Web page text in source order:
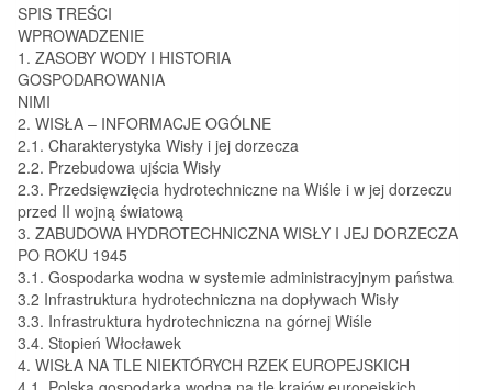
SPIS TREŚCI
WPROWADZENIE
1. ZASOBY WODY I HISTORIA
GOSPODAROWANIA
NIMI
2. WISŁA – INFORMACJE OGÓLNE
2.1. Charakterystyka Wisły i jej dorzecza
2.2. Przebudowa ujścia Wisły
2.3. Przedsięwzięcia hydrotechniczne na Wiśle i w jej dorzeczu
przed II wojną światową
3. ZABUDOWA HYDROTECHNICZNA WISŁY I JEJ DORZECZA
PO ROKU 1945
3.1. Gospodarka wodna w systemie administracyjnym państwa
3.2 Infrastruktura hydrotechniczna na dopływach Wisły
3.3. Infrastruktura hydrotechniczna na górnej Wiśle
3.4. Stopień Włocławek
4. WISŁA NA TLE NIEKTÓRYCH RZEK EUROPEJSKICH